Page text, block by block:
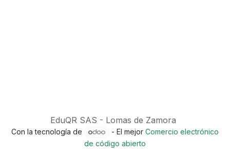
EduQR SAS - Lomas de Zamora
Con la tecnología de - El mejor Comercio electrónico
de código abierto